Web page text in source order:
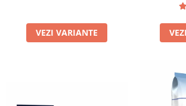
VEZI VARIANTE